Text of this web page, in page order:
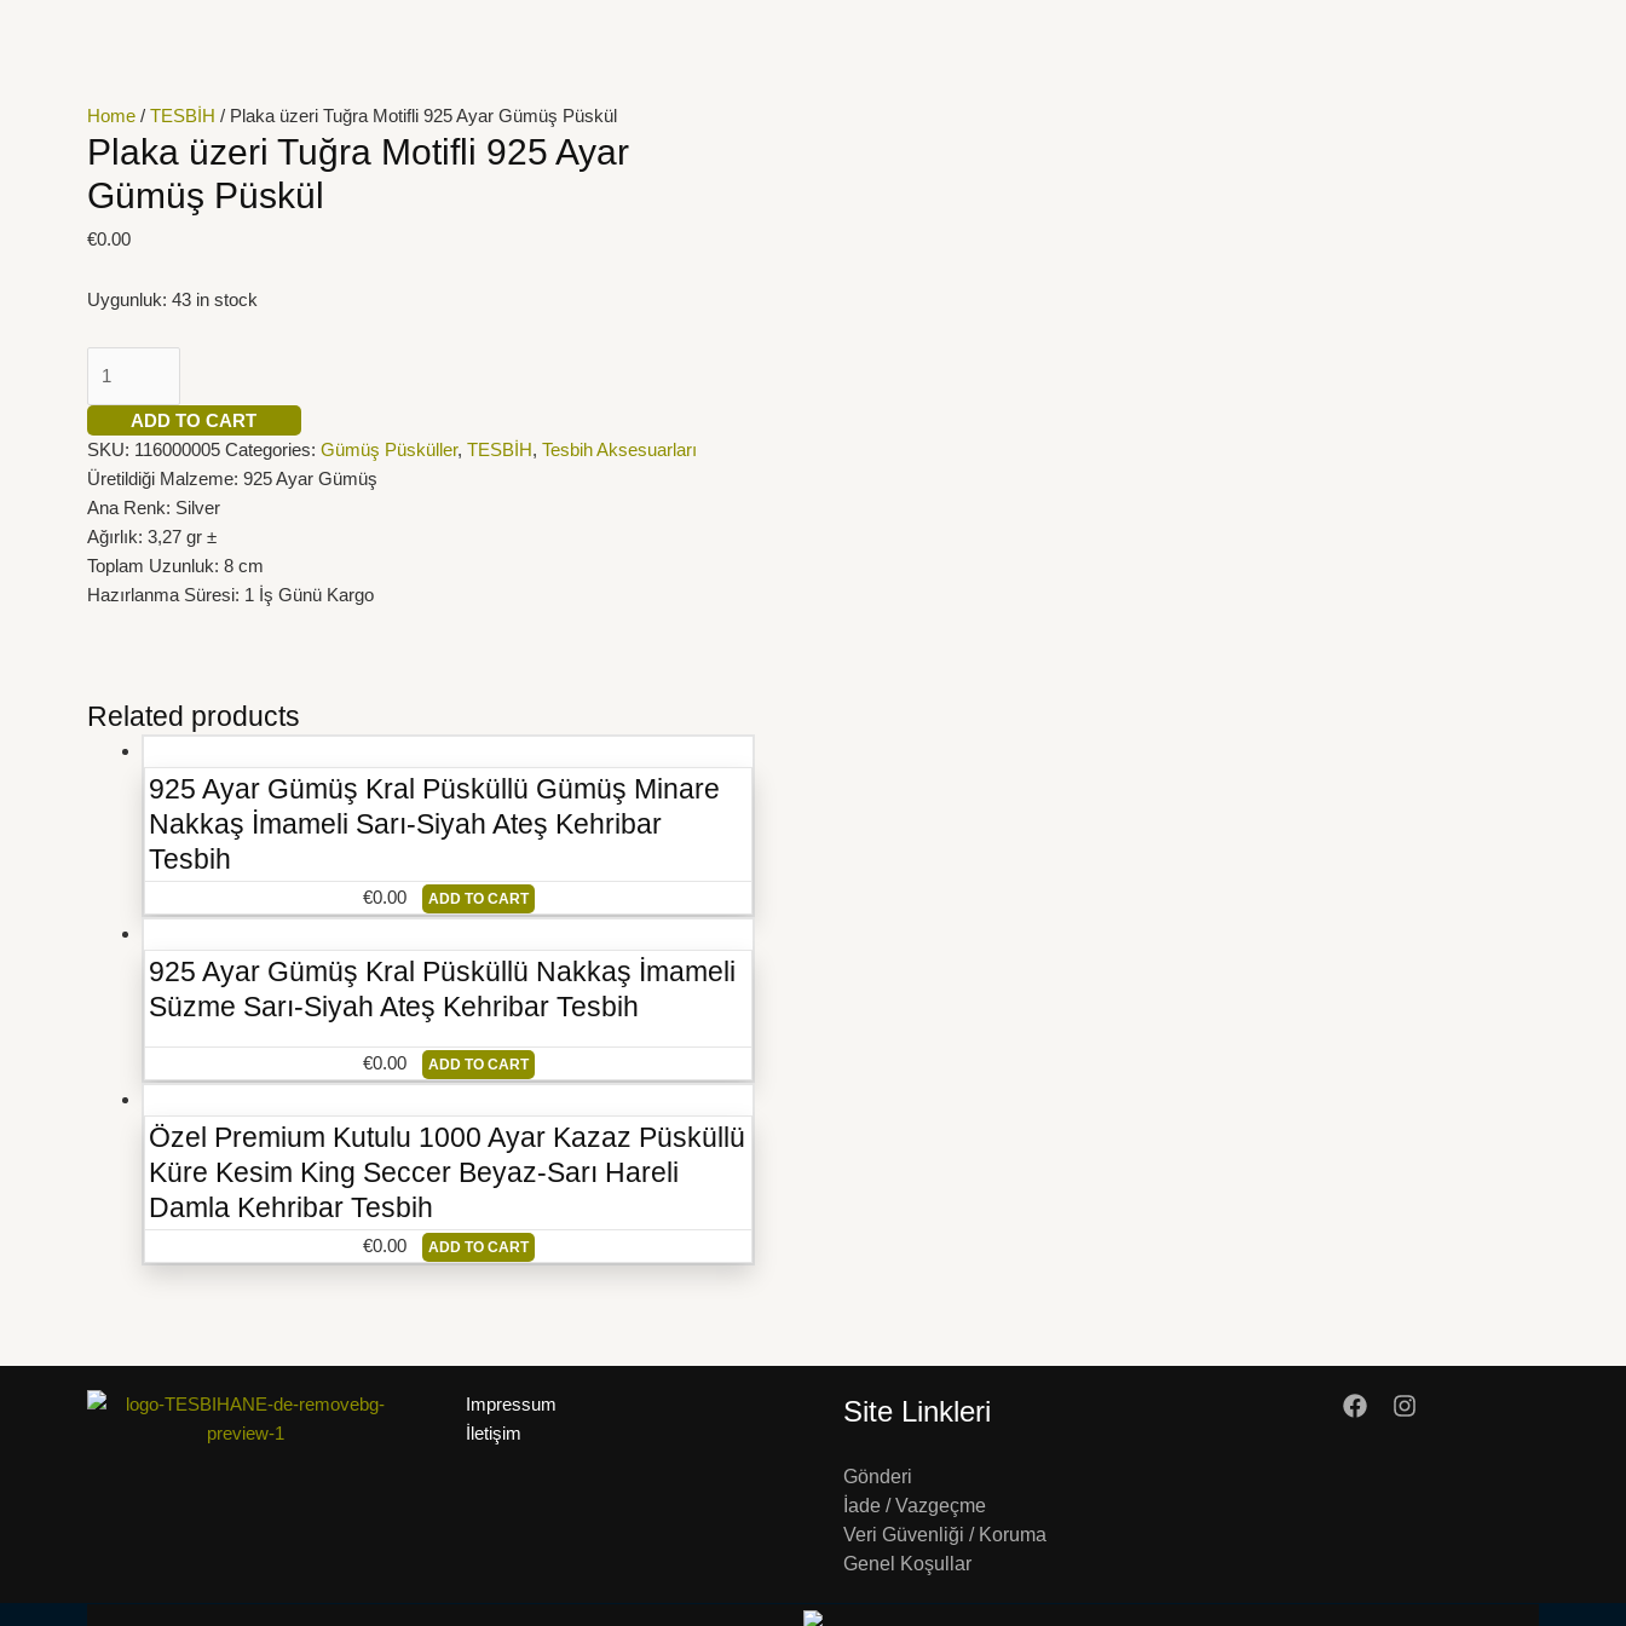
Home / TESBİH / Plaka üzeri Tuğra Motifli 925 Ayar Gümüş Püskül
Plaka üzeri Tuğra Motifli 925 Ayar
Gümüş Püskül
€0.00
Uygunluk: 43 in stock
925
Ayar
Gümüş
quantity
ADD TO CART
SKU: 116000005 Categories: Gümüş Püsküller, TESBİH, Tesbih Aksesuarları
Üretildiği Malzeme: 925 Ayar Gümüş
Ana Renk: Silver
Ağırlık: 3,27 gr ±
Toplam Uzunluk: 8 cm
Hazırlanma Süresi: 1 İş Günü Kargo
Related products
925 Ayar Gümüş Kral Püsküllü Gümüş Minare
Nakkaş İmameli Sarı-Siyah Ateş Kehribar
Tesbih
€0.00 ADD TO CART
925 Ayar Gümüş Kral Püsküllü Nakkaş İmameli
Süzme Sarı-Siyah Ateş Kehribar Tesbih
€0.00 ADD TO CART
Özel Premium Kutulu 1000 Ayar Kazaz Püsküllü
Küre Kesim King Seccer Beyaz-Sarı Hareli
Damla Kehribar Tesbih
€0.00 ADD TO CART
Impressum
İletişim
Site Linkleri
Gönderi
İade / Vazgeçme
Veri Güvenliği / Koruma
Genel Koşullar